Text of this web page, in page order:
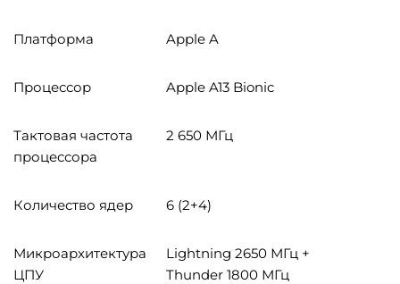
Платформа Apple A
Процессор Apple A13 Bionic
Тактовая частота
процессора
2 650 МГц
Количество ядер 6 (2+4)
Микроархитектура
ЦПУ
Lightning 2650 МГц +
Thunder 1800 МГц